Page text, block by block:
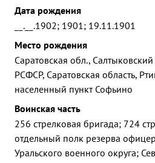
Дата рождения
__.__.1902; 1901; 19.11.1901
Место рождения
Саратовская обл.,
РСФСР, Саратовская область,
населенный пункт Софьино
Воинская часть
256 стрелковая бригада; 724
отдельный полк резерва
Уральского военного округа;